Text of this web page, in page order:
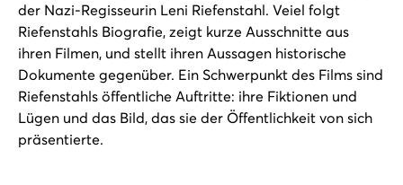
der Nazi-Regisseurin Leni Riefenstahl. Veiel folgt
Riefenstahls Biografie, zeigt kurze Ausschnitte aus
ihren Filmen, und stellt ihren Aussagen historische
Dokumente gegenüber. Ein Schwerpunkt des Films sind
Riefenstahls öffentliche Auftritte: ihre Fiktionen und
Lügen und das Bild, das sie der Öffentlichkeit von sich
präsentierte.